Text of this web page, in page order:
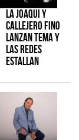
La Joaqui y
Callejero Fino
lanzan tema y
las redes
estallan